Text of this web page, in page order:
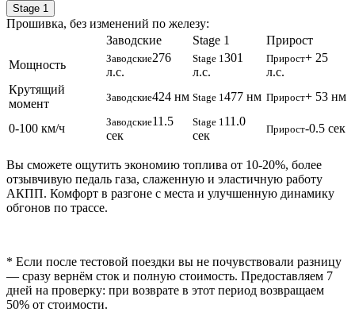
Stage 1
Прошивка, без изменений по железу:
Заводские
Stage 1
Прирост
Мощность
Заводские276
л.с.
Stage 1 301
л.с.
Прирост+ 25
л.с.
Крутящий
момент
Заводские424 нм Stage 1 477 нм Прирост+ 53 нм
0-100 км/ч Заводские11.5
сек
Stage 1 11.0
сек
Прирост-0.5 сек
Вы сможете ощутить экономию топлива от 10-20%, более
отзывчивую педаль газа, слаженную и эластичную работу
АКПП. Комфорт в разгоне с места и улучшенную динамику
обгонов по трассе.
* Если после тестовой поездки вы не почувствовали разницу
— сразу вернём сток и полную стоимость. Предоставляем 7
дней на проверку: при возврате в этот период возвращаем
50% от стоимости.